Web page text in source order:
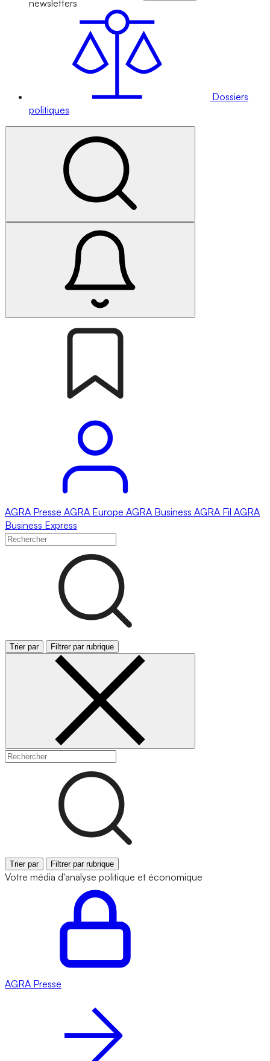
newsletters
Dossiers
politiques
AGRA Presse AGRA Europe AGRA Business AGRA Fil AGRA
Business Express
Trier par Filtrer par rubrique
Trier par Filtrer par rubrique
Votre média d'analyse politique et économique
AGRA Presse